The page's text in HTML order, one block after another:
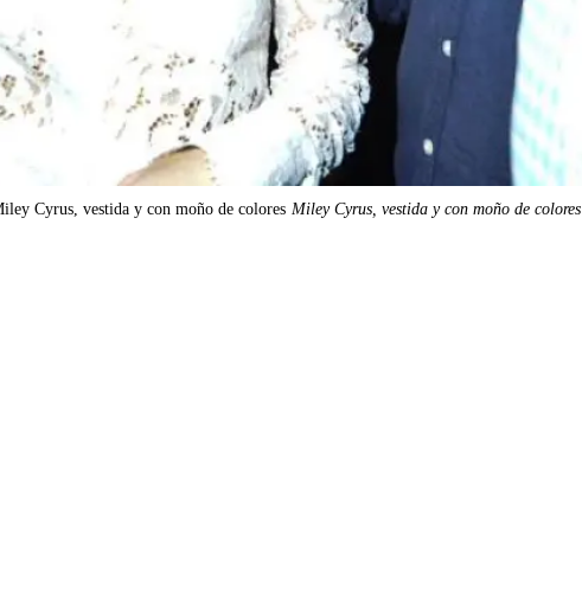
Cyrus, vestida y con moño de colores Miley Cyrus, vestida y con moño de colores